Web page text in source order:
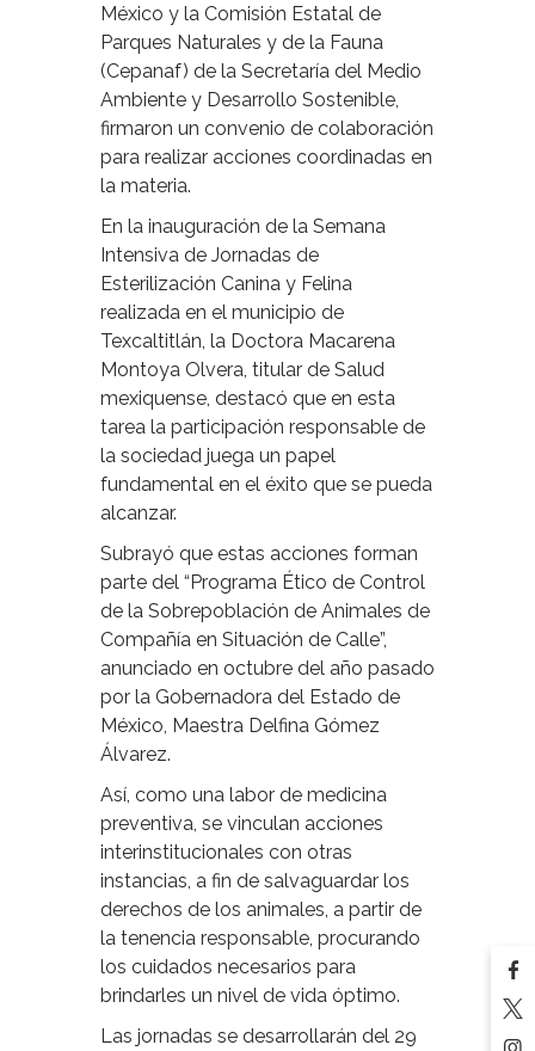
México y la Comisión Estatal de
Parques Naturales y de la Fauna
(Cepanaf) de la Secretaría del Medio
Ambiente y Desarrollo Sostenible,
firmaron un convenio de colaboración
para realizar acciones coordinadas en
la materia.
En la inauguración de la Semana
Intensiva de Jornadas de
Esterilización Canina y Felina
realizada en el municipio de
Texcaltitlán, la Doctora Macarena
Montoya Olvera, titular de Salud
mexiquense, destacó que en esta
tarea la participación responsable de
la sociedad juega un papel
fundamental en el éxito que se pueda
alcanzar.
Subrayó que estas acciones forman
parte del “Programa Ético de Control
de la Sobrepoblación de Animales de
Compañía en Situación de Calle”,
anunciado en octubre del año pasado
por la Gobernadora del Estado de
México, Maestra Delfina Gómez
Álvarez.
Así, como una labor de medicina
preventiva, se vinculan acciones
interinstitucionales con otras
instancias, a fin de salvaguardar los
derechos de los animales, a partir de
la tenencia responsable, procurando
los cuidados necesarios para
brindarles un nivel de vida óptimo.
Las jornadas se desarrollarán del 29